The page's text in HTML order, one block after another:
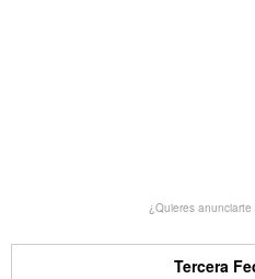
¿Quieres
Tercera